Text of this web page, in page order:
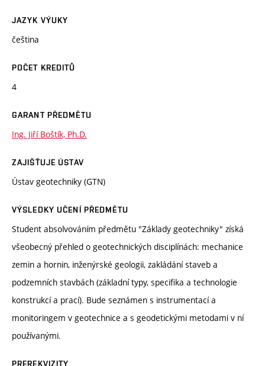
JAZYK VÝUKY
čeština
POČET KREDITŮ
4
GARANT PŘEDMĚTU
Ing. Jiří Boštík, Ph.D.
ZAJIŠŤUJE ÚSTAV
Ústav geotechniky (GTN)
VÝSLEDKY UČENÍ PŘEDMĚTU
Student absolvováním předmětu "Základy geotechniky" získá
všeobecný přehled o geotechnických disciplínách: mechanice
zemin a hornin, inženýrské geologii, zakládání staveb a
podzemních stavbách (základní typy, specifika a technologie
konstrukcí a prací). Bude seznámen s instrumentací a
monitoringem v geotechnice a s geodetickými metodami v ní
používanými.
PREREKVIZITY